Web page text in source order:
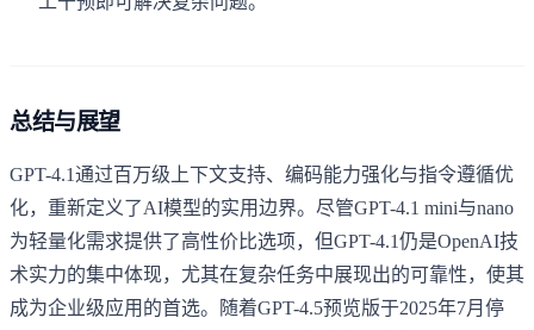
总结与展望
GPT-4.1通过百万级上下文支持、编码能力强化与指令遵循优
化，重新定义了AI模型的实用边界。尽管GPT-4.1 mini与nano
为轻量化需求提供了高性价比选项，但GPT-4.1仍是OpenAI技
术实力的集中体现，尤其在复杂任务中展现出的可靠性，使其
成为企业级应用的首选。随着GPT-4.5预览版于2025年7月停